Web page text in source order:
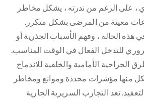
، على الرغم من ندرته ، يشكل مخاطر
معينة من المرضى بشكل متكرر.
الحالة ، وفهم الأسباب الجذرية أو
للتدخل الفعال في الوقت المناسب.
الجراحية الأمامية والخلفية للاندماج
منها مؤشرات محددة وموانع ومخاطر
تعد التجارب السريرية الجارية